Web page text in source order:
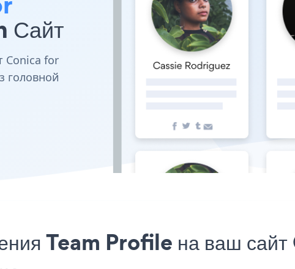
Сайт
Conica for
головной
Team Profile на ваш